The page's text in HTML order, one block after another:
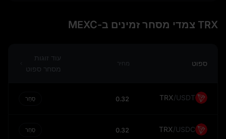
הוא משמש לכל דבר החל מקניית מצרכים ועד לתשלום
חשבונות ושכר. הוא משמש גם בעסקאות גדולות יותר, כגון
לסיכום, היאן הסיני הוא מטבע מפתח הן בסין והן בכלכלה
העולם. למרות המגבלות על ההמרה המלאה, תפקידו של היין
במסחר ובפיננסים בינלאומיים ממשיך לצמוח.
TRX צמדי מסחר זמינים ב-MEXC
ספוט מחיר
עוד זוגות
מסחר ספוט
TRX/USDT
0.32 סַחַר
TRX/USDC
0.32 סַחַר